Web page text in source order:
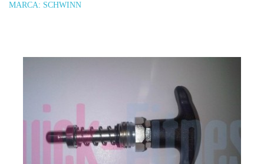
MARCA: SCHWINN